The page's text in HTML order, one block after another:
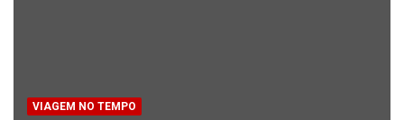
VIAGEM NO TEMPO